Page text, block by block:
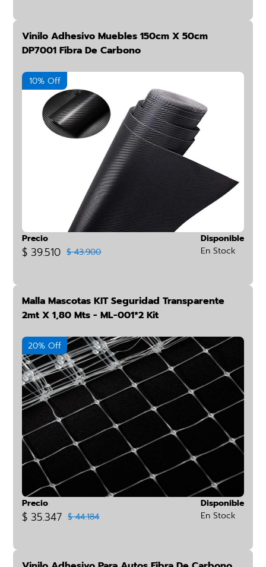
Vinilo Adhesivo Muebles 150cm X 50cm
DP7001 Fibra De Carbono
10% Off
Precio
$ 39.510 $ 43.900
Disponible
En Stock
Malla Mascotas KIT Seguridad Transparente
2mt X 1,80 Mts - ML-001*2 Kit
20% Off
Precio
$ 35.347 $ 44.184
Disponible
En Stock